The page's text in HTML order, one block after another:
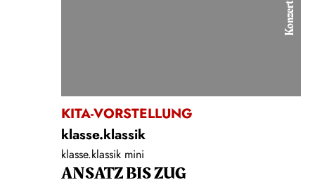
Konzert
KITA-VORSTELLUNG
klasse.klassik
klasse.klassik mini
ANSATZ BIS ZUG